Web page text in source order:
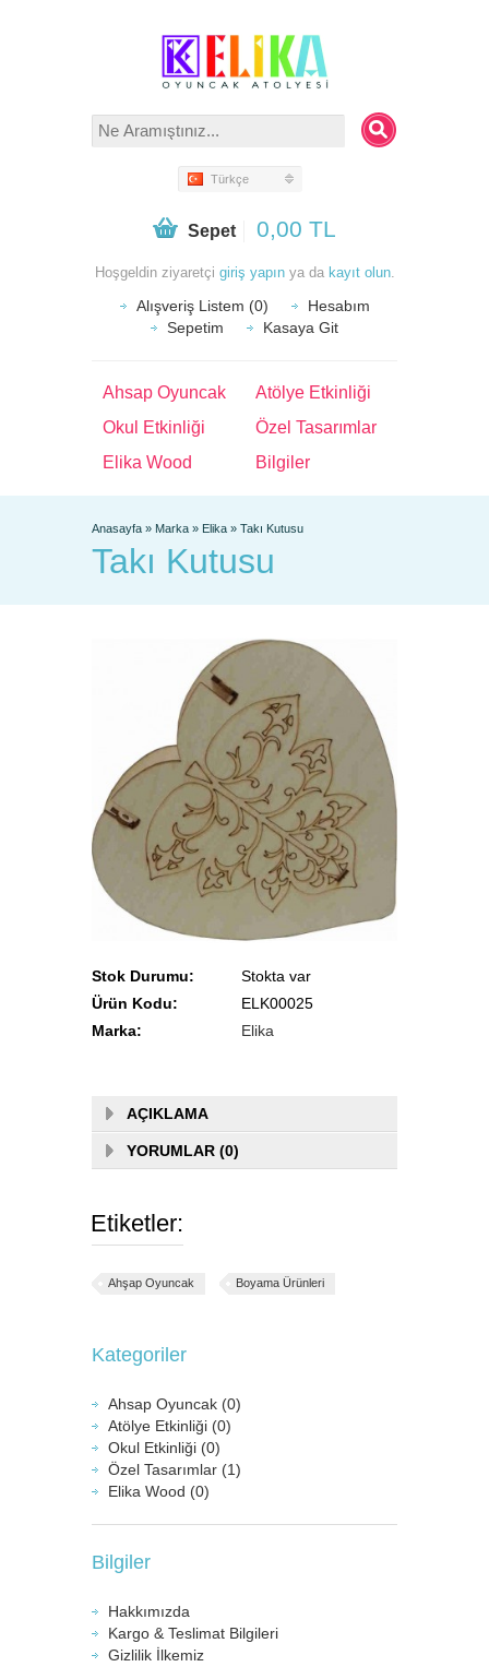
Türkçe
Sepet 0,00 TL
Hoşgeldin ziyaretçi giriş yapınya da kayıt olun.
Alışveriş Listem (0)
Hesabım
Sepetim
Kasaya Git
Ahsap Oyuncak
Atölye Etkinliği
Okul Etkinliği
Özel Tasarımlar
Elika Wood
Bilgiler
Anasayfa » Marka » Elika » Takı Kutusu
Takı Kutusu
Stok Durumu:
Stokta var
Ürün Kodu:
ELK00025
Marka:
Elika
AÇIKLAMA
YORUMLAR (0)
Etiketler:
Ahşap Oyuncak Boyama Ürünleri
Kategoriler
Ahsap Oyuncak (0)
Atölye Etkinliği (0)
Okul Etkinliği (0)
Özel Tasarımlar (1)
Elika Wood (0)
Bilgiler
Hakkımızda
Kargo & Teslimat Bilgileri
Gizlilik İlkemiz